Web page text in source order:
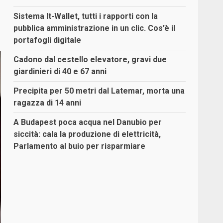
Sistema It-Wallet, tutti i rapporti con la
pubblica amministrazione in un clic. Cos’è il
portafogli digitale
Cadono dal cestello elevatore, gravi due
giardinieri di 40 e 67 anni
Precipita per 50 metri dal Latemar, morta una
ragazza di 14 anni
A Budapest poca acqua nel Danubio per
siccità: cala la produzione di elettricità,
Parlamento al buio per risparmiare